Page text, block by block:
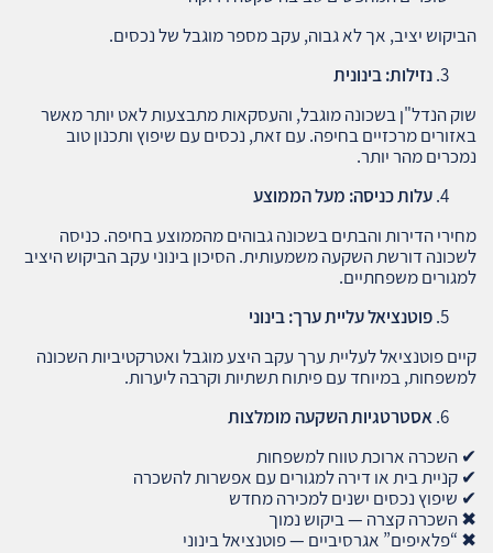
הביקוש יציב, אך לא גבוה, עקב מספר מוגבל של נכסים.
נזילות: בינונית
שוק הנדל"ן בשכונה מוגבל, והעסקאות מתבצעות לאט יותר מאשר
באזורים מרכזיים בחיפה. עם זאת, נכסים עם שיפוץ ותכנון טוב
נמכרים מהר יותר.
עלות כניסה: מעל הממוצע
מחירי הדירות והבתים בשכונה גבוהים מהממוצע בחיפה. כניסה
לשכונה דורשת השקעה משמעותית. הסיכון בינוני עקב הביקוש היציב
למגורים משפחתיים.
פוטנציאל עליית ערך: בינוני
קיים פוטנציאל לעליית ערך עקב היצע מוגבל ואטרקטיביות השכונה
למשפחות, במיוחד עם פיתוח תשתיות וקרבה ליערות.
אסטרטגיות השקעה מומלצות
✔ השכרה ארוכת טווח למשפחות
✔ קניית בית או דירה למגורים עם אפשרות להשכרה
✔ שיפוץ נכסים ישנים למכירה מחדש
✖ השכרה קצרה — ביקוש נמוך
✖ “פלאיפים” אגרסיביים — פוטנציאל בינוני